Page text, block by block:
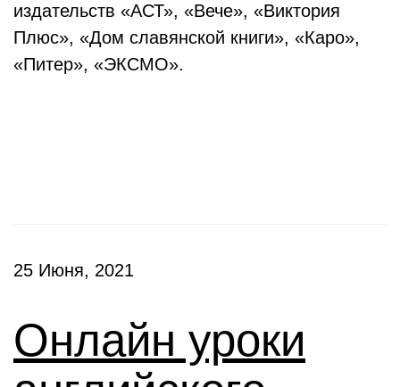
издательств «АСТ», «Вече», «Виктория
Плюс», «Дом славянской книги», «Каро»,
«Питер», «ЭКСМО».
25 Июня, 2021
Онлайн уроки